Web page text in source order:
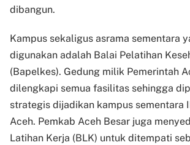
dibangun.
Kampus sekaligus asrama sementara
digunakan adalah Balai Pelatihan
(Bapelkes). Gedung milik Pemerintah
dilengkapi semua fasilitas sehingga
strategis dijadikan kampus sementara
Aceh. Pemkab Aceh Besar juga
Latihan Kerja (BLK) untuk ditempati